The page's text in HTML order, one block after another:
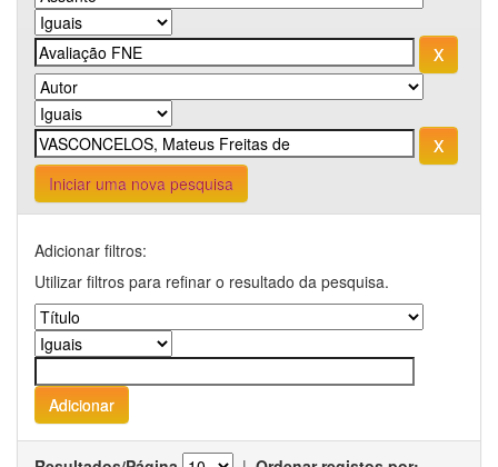
Iniciar uma nova pesquisa
Adicionar filtros:
Utilizar filtros para refinar o resultado da pesquisa.